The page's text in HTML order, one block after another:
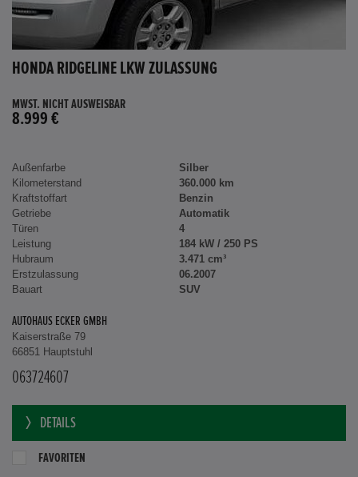
HONDA RIDGELINE LKW ZULASSUNG
MWST. NICHT AUSWEISBAR
8.999 €
Außenfarbe
Silber
Kilometerstand
360.000 km
Kraftstoffart
Benzin
Getriebe
Automatik
Türen
4
Leistung
184 kW / 250 PS
Hubraum
3.471 cm³
Erstzulassung
06.2007
Bauart
SUV
AUTOHAUS ECKER GMBH
Kaiserstraße 79
66851 Hauptstuhl
063724607
DETAILS
FAVORITEN